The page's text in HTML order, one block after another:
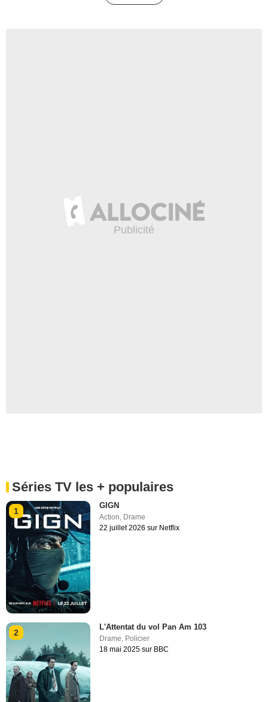
Séries TV les + populaires
1
GIGN
Action Drame
22 juillet 2026 sur Netflix
2
L'Attentat du vol Pan Am 103
Drame, Policier
18 mai 2025 sur BBC